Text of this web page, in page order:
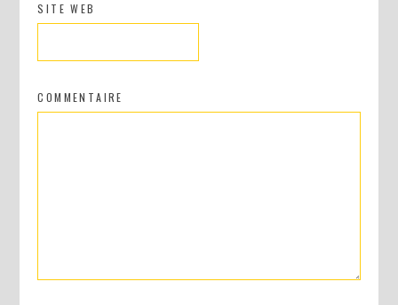
SITE WEB
COMMENTAIRE